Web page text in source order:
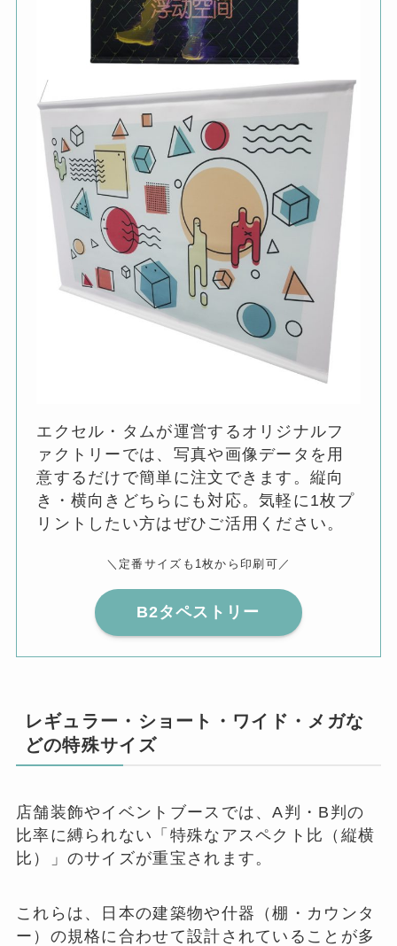
エクセル・タムが運営するオリジナルフ
ァクトリーでは、写真や画像データを用
意するだけで簡単に注文できます。縦向
き・横向きどちらにも対応。気軽に1枚プ
リントしたい方はぜひご活用ください。
＼定番サイズも1枚から印刷可／
B2タペストリー
レギュラー・ショート・ワイド・メガな
どの特殊サイズ
店舗装飾やイベントブースでは、A判・B判の
比率に縛られない「特殊なアスペクト比（縦横
比）」のサイズが重宝されます。
これらは、日本の建築物や什器（棚・カウンタ
ー）の規格に合わせて設計されていることが多